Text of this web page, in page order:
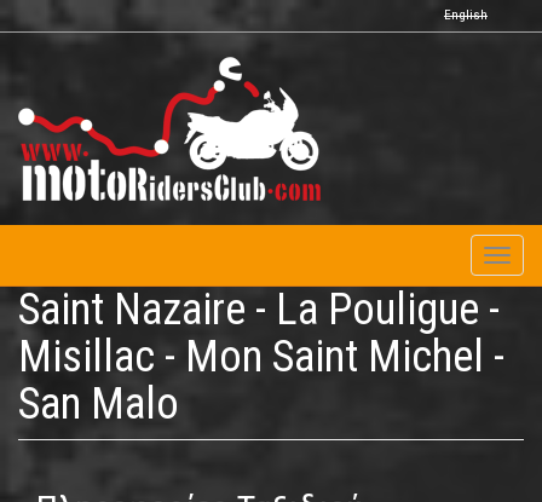
Παράκαμψη
προς
περιεχόμενο
English
Saint Nazaire - La Pouligue -
Misillac - Mon Saint Michel -
San Malo